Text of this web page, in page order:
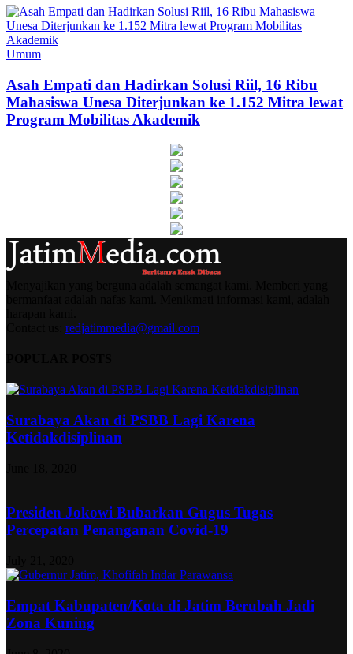
Umum
Asah Empati dan Hadirkan Solusi Riil, 16 Ribu
Mahasiswa Unesa Diterjunkan ke 1.152 Mitra lewat
Program Mobilitas Akademik
redjatimmedia@gmail.com
Surabaya Akan di PSBB Lagi Karena
Ketidakdisiplinan
Presiden Jokowi Bubarkan Gugus Tugas
Percepatan Penanganan Covid-19
Empat Kabupaten/Kota di Jatim Berubah Jadi
Zona Kuning